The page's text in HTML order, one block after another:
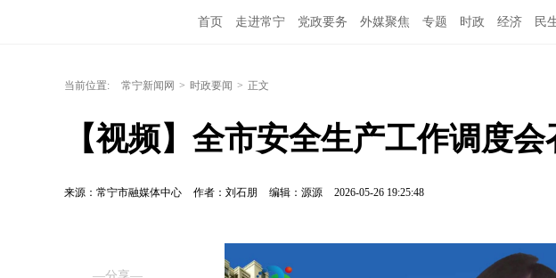
首页 走进常宁 党政要务 外媒聚焦 专题 时政 经济 民
当前位置: 常宁新闻网 > 时政要闻 > 正文
【视频】全市安全生产工作调度会
来源：常宁市融媒体中心 作者：刘石朋 编辑：源源 2026-05-26 19:25:48